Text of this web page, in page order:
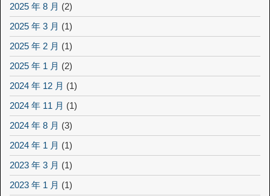
2025 年 8 月 (2)
2025 年 3 月 (1)
2025 年 2 月 (1)
2025 年 1 月 (2)
2024 年 12 月 (1)
2024 年 11 月 (1)
2024 年 8 月 (3)
2024 年 1 月 (1)
2023 年 3 月 (1)
2023 年 1 月 (1)